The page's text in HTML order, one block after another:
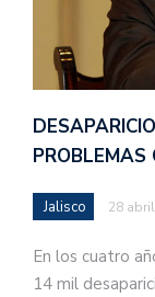
Jalisco 28
En los cuatro
14 mil